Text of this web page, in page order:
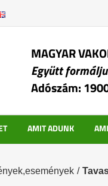
MAGYAR
Együtt
Adószám:
AMIT ADUNK
/